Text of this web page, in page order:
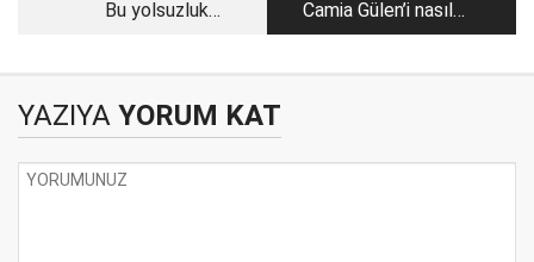
Bu yolsuzluk
anlaşılmıştır,
Camia Gülen’i nasıl
dinliyor?
YAZIYA YORUM KAT